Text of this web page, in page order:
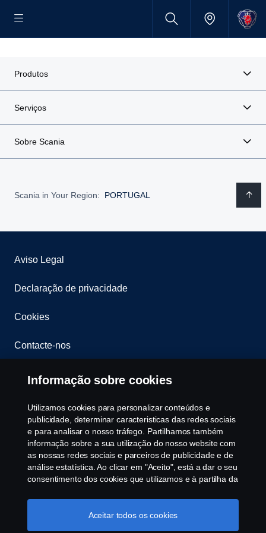
Produtos
Serviços
Sobre Scania
Scania in Your Region: PORTUGAL
Aviso Legal
Declaração de privacidade
Cookies
Contacte-nos
Whistleblowing
Política ambiental
Governance, Risk & Compliance
Cookie Configurações
Informação sobre cookies
Utilizamos cookies para personalizar conteúdos e
publicidade, determinar caracteristicas das redes sociais
e para analisar o nosso tráfego. Partilhamos também
informação sobre a sua utilização do nosso website com
as nossas redes sociais e parceiros de publicidade e de
análise estatística. Ao clicar em "Aceito", está a dar o seu
consentimento dos cookies que utilizamos e à partilha da
utilizamos os cookies, visite a nossa secção de cookies,
ou clique no link em rodapé, ou como gerimos os seus
Aceitar todos os cookies